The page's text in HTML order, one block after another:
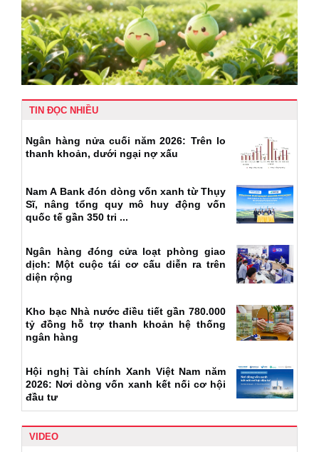
TIN ĐỌC NHIỀU
Ngân hàng nửa cuối năm 2026: Trên lo
thanh khoản, dưới ngại nợ xấu
Nam A Bank đón dòng vốn xanh từ Thụy
Sĩ, nâng tổng quy mô huy động vốn
quốc tế gần 350 tri ...
Ngân hàng đóng cửa loạt phòng giao
dịch: Một cuộc tái cơ cấu diễn ra trên
diện rộng
Kho bạc Nhà nước điều tiết gần 780.000
tỷ đồng hỗ trợ thanh khoản hệ thống
ngân hàng
Hội nghị Tài chính Xanh Việt Nam năm
2026: Nơi dòng vốn xanh kết nối cơ hội
đầu tư
VIDEO